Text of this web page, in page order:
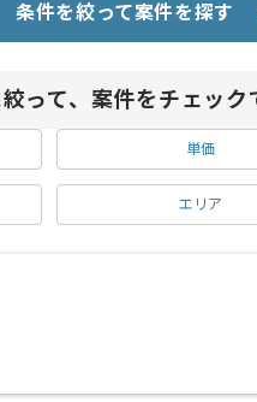
条件を絞って案件を探す
って、案件をチェック
単価
エリア